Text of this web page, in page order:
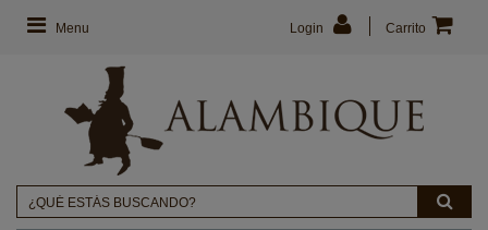
Menu Carrito
Login